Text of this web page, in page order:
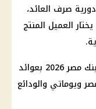
صرف العائد،
العميل المنتج
مصر
2026 بعوائد
مصر ويوماتي والودائع